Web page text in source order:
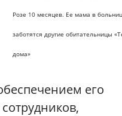
Розе 10 месяцев. Ее мама в
заботятся другие обитательницы
дома»
его